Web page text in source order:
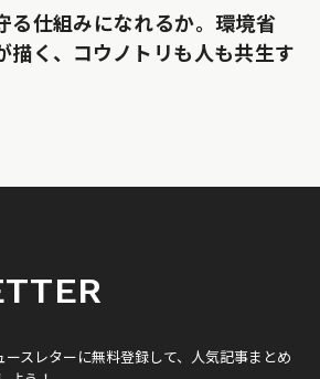
る仕組みになれるか。環境省
描く、コウノトリも人も共生す
スレターに無料登録して、人気記事まとめ